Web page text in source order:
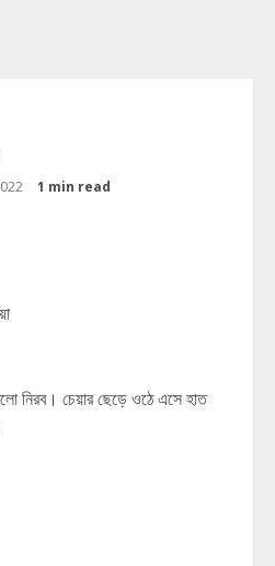
1 min read
নিরব। চেয়ার ছেড়ে ওঠে এসে হাত